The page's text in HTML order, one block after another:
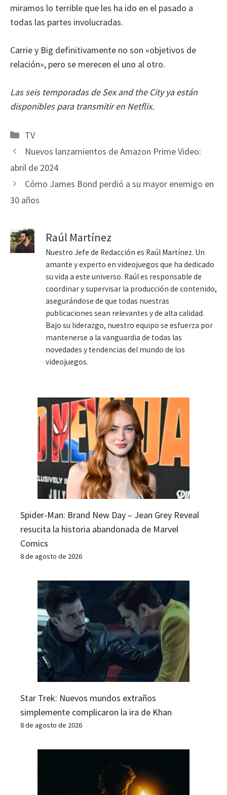
miramos lo terrible que les ha ido en el pasado a
todas las partes involucradas.
Carrie y Big definitivamente no son «objetivos de
relación», pero se merecen el uno al otro.
Las seis temporadas de Sex and the City ya están
disponibles para transmitir en Netflix.
Categorías
TV
Nuevos lanzamientos de Amazon Prime Video:
abril de 2024
Cómo James Bond perdió a su mayor enemigo en
30 años
Raúl Martínez
Nuestro Jefe de Redacción es Raúl Martínez. Un
amante y experto en videojuegos que ha dedicado
su vida a este universo. Raúl es responsable de
coordinar y supervisar la producción de contenido,
asegurándose de que todas nuestras
publicaciones sean relevantes y de alta calidad.
Bajo su liderazgo, nuestro equipo se esfuerza por
mantenerse a la vanguardia de todas las
novedades y tendencias del mundo de los
videojuegos.
Spider-Man: Brand New Day – Jean Grey Reveal
resucita la historia abandonada de Marvel
Comics
8 de agosto de 2026
Star Trek: Nuevos mundos extraños
simplemente complicaron la ira de Khan
8 de agosto de 2026